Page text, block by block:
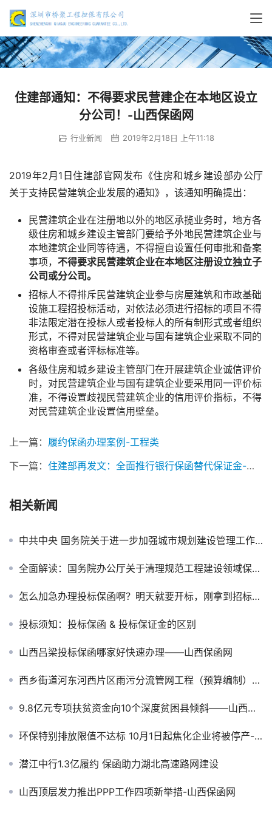
住建部通知：不得要求民营建企在本地区设立
分公司！-山西保函网
行业新闻 2019年2月18日 上午11:18
2019年2月1日住建部官网发布《住房和城乡建设部办公厅
关于支持民营建筑企业发展的通知》，该通知明确提出：
民营建筑企业在注册地以外的地区承揽业务时，地方各
级住房和城乡建设主管部门要给予外地民营建筑企业与
本地建筑企业同等待遇，不得擅自设置任何审批和备案
事项， 不得要求民营建筑企业在本地区注册设立独立子
公司或分公司。
招标人不得排斥民营建筑企业参与房屋建筑和市政基础
设施工程招投标活动，对依法必须进行招标的项目不得
非法限定潜在投标人或者投标人的所有制形式或者组织
形式，不得对民营建筑企业与国有建筑企业采取不同的
资格审查或者评标标准等。
各级住房和城乡建设主管部门在开展建筑企业诚信评价
时，对民营建筑企业与国有建筑企业要采用同一评价标
准，不得设置歧视民营建筑企业的信用评价指标，不得
对民营建筑企业设置信用壁垒。
上一篇： 履约保函办理案例-工程类
下一篇： 住建部再发文：全面推行银行保函替代保证金-山西保函网
相关新闻
中共中央 国务院关于进一步加强城市规划建设管理工作的若干意见
全面解读：国务院办公厅关于清理规范工程建设领域保证金的通知国办发〔2016〕49号
怎么加急办理投标保函啊？明天就要开标，刚拿到招标文件！
投标须知：投标保函 & 投标保证金的区别
山西吕梁投标保函哪家好快速办理——山西保函网
西乡街道河东河西片区雨污分流管网工程（预算编制）投标保函
9.8亿元专项扶贫资金向10个深度贫困县倾斜——山西保函网
环保特别排放限值不达标 10月1日起焦化企业将被停产-山西保函网
潜江中行1.3亿履约 保函助力湖北高速路网建设
山西顶层发力推出PPP工作四项新举措-山西保函网